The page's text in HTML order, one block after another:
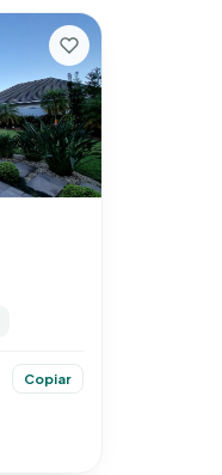
Copiar